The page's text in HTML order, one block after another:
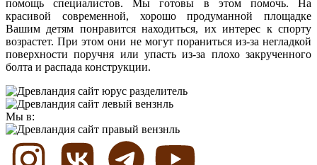
помощь специалистов. Мы готовы в этом помочь. На
красивой современной, хорошо продуманной площадке
Вашим детям понравится находиться, их интерес к спорту
возрастет. При этом они не могут пораниться из-за негладкой
поверхности поручня или упасть из-за плохо закрученного
болта и распада конструкции.
Мы в: